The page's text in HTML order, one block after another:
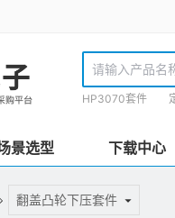
HP3070套件
景选型 下载中心
翻盖凸轮下压套件